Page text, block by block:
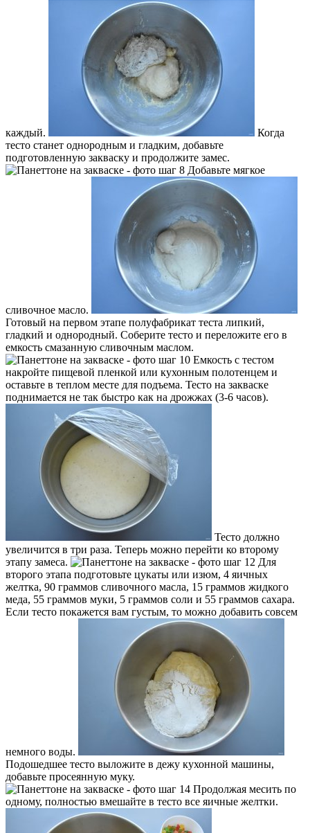
каждый.
Когда
тесто станет однородным и гладким, добавьте
подготовленную закваску и продолжите замес.
Добавьте мягкое
сливочное масло.
Готовый на первом этапе полуфабрикат теста липкий,
гладкий и однородный. Соберите тесто и переложите его в
емкость смазанную сливочным маслом.
Емкость с тестом
накройте пищевой пленкой или кухонным полотенцем и
оставьте в теплом месте для подъема. Тесто на закваске
поднимается не так быстро как на дрожжах (3-6 часов).
Тесто должно
увеличится в три раза. Теперь можно перейти ко второму
этапу замеса.
Для
второго этапа подготовьте цукаты или изюм, 4 яичных
желтка, 90 граммов сливочного масла, 15 граммов жидкого
меда, 55 граммов муки, 5 граммов соли и 55 граммов сахара.
Если тесто покажется вам густым, то можно добавить совсем
немного воды.
Подошедшее тесто выложите в дежу кухонной машины,
добавьте просеянную муку.
Продолжая месить по
одному, полностью вмешайте в тесто все яичные желтки.